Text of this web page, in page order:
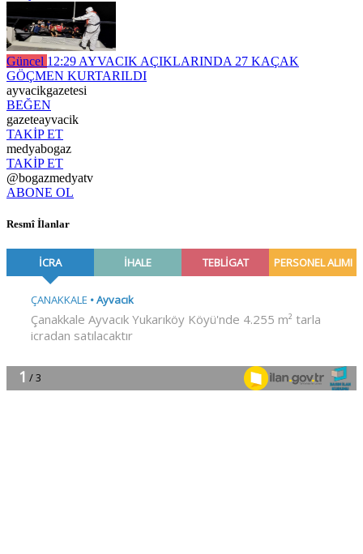
Güncel 12:29 AYVACIK AÇIKLARINDA 27 KAÇAK
GÖÇMEN KURTARILDI
ayvacikgazetesi
BEĞEN
gazeteayvacik
TAKİP ET
medyabogaz
TAKİP ET
@bogazmedyatv
ABONE OL
Resmî İlanlar